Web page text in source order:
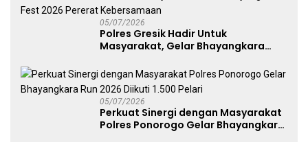
05/07/2026
Polres Gresik Hadir Untuk
Masyarakat, Gelar Bhayangkara
05/07/2026
Perkuat Sinergi dengan Masyarakat
Polres Ponorogo Gelar Bhayangkara